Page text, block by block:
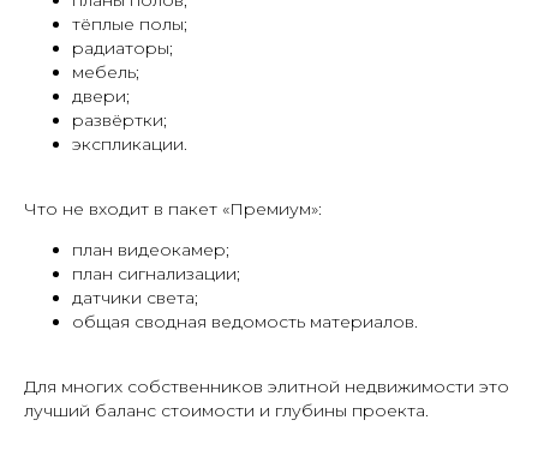
тёплые полы;
радиаторы;
мебель;
двери;
развёртки;
экспликации.
Что не входит в пакет «Премиум»:
план видеокамер;
план сигнализации;
датчики света;
общая сводная ведомость материалов.
Для многих собственников элитной недвижимости это
лучший баланс стоимости и глубины проекта.